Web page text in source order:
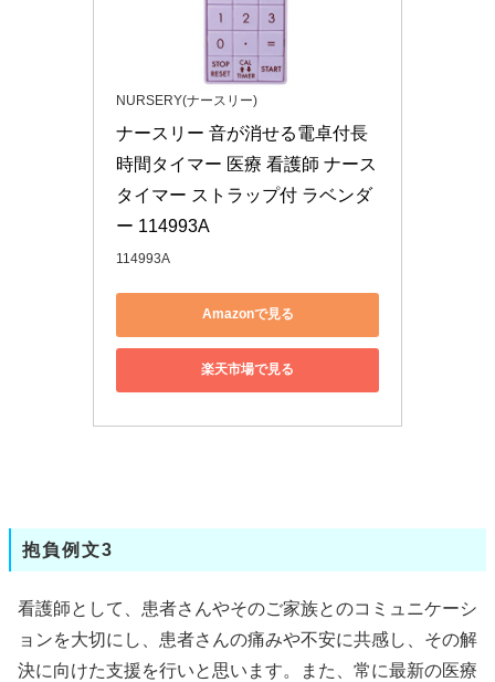
NURSERY(ナースリー)
ナースリー 音が消せる電卓付長
時間タイマー 医療 看護師 ナース
タイマー ストラップ付 ラベンダ
ー 114993A
114993A
Amazonで見る
楽天市場で見る
抱負例文3
看護師として、患者さんやそのご家族とのコミュニケーシ
ョンを大切にし、患者さんの痛みや不安に共感し、その解
決に向けた支援を行いと思います。また、常に最新の医療